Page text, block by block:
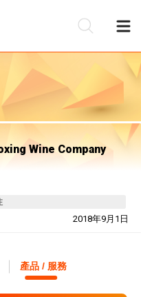
Wine Company
2018年9月1日
產品 / 服務